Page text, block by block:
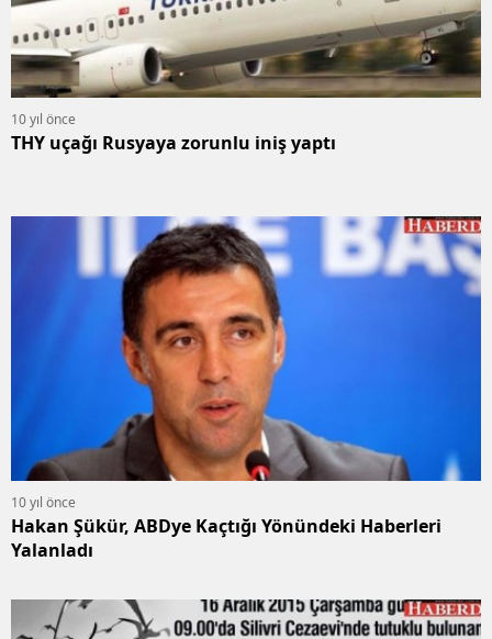
10 yıl önce
THY uçağı Rusyaya zorunlu iniş yaptı
10 yıl önce
Hakan Şükür, ABDye Kaçtığı Yönündeki Haberleri
Yalanladı